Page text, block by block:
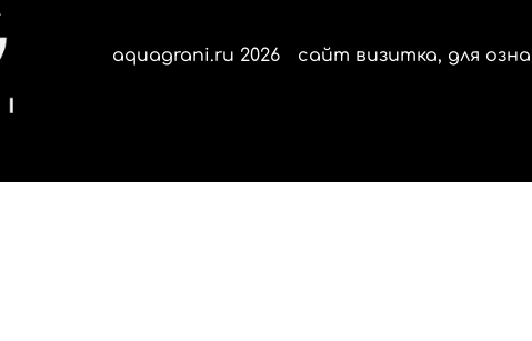
aquagrani.ru 2026 сайт визитка, для